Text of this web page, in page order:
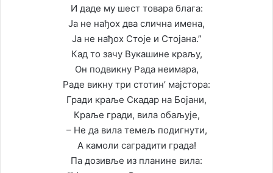
И даде му шест товара блага:
Ја не нађох два слична имена,
Ја не нађох Стоје и Стојана.”
Кад то зачу Вукашине краљу,
Он подвикну Рада неимара,
Раде викну три стотин’ мајстора:
Гради краље Скадар на Бојани,
Краље гради, вила обаљује,
– Не да вила темељ подигнути,
А камоли саградити града!
Па дозивље из планине вила: